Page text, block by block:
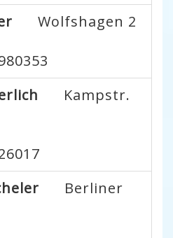
Wolfshagen 2
Kampstr.
Berliner